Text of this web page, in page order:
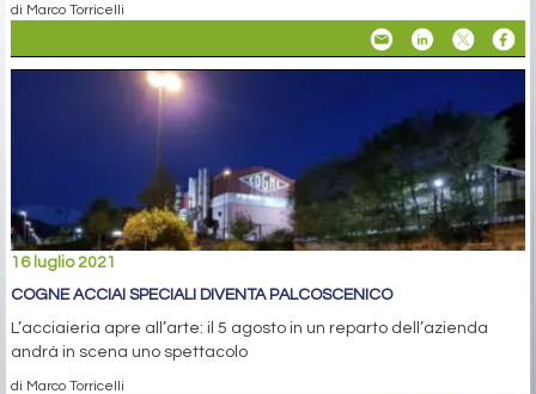
di Marco Torricelli
16 luglio 2021
COGNE ACCIAI SPECIALI DIVENTA PALCOSCENICO
L’acciaieria apre all’arte: il 5 agosto in un reparto dell’azienda
andrà in scena uno spettacolo
di Marco Torricelli